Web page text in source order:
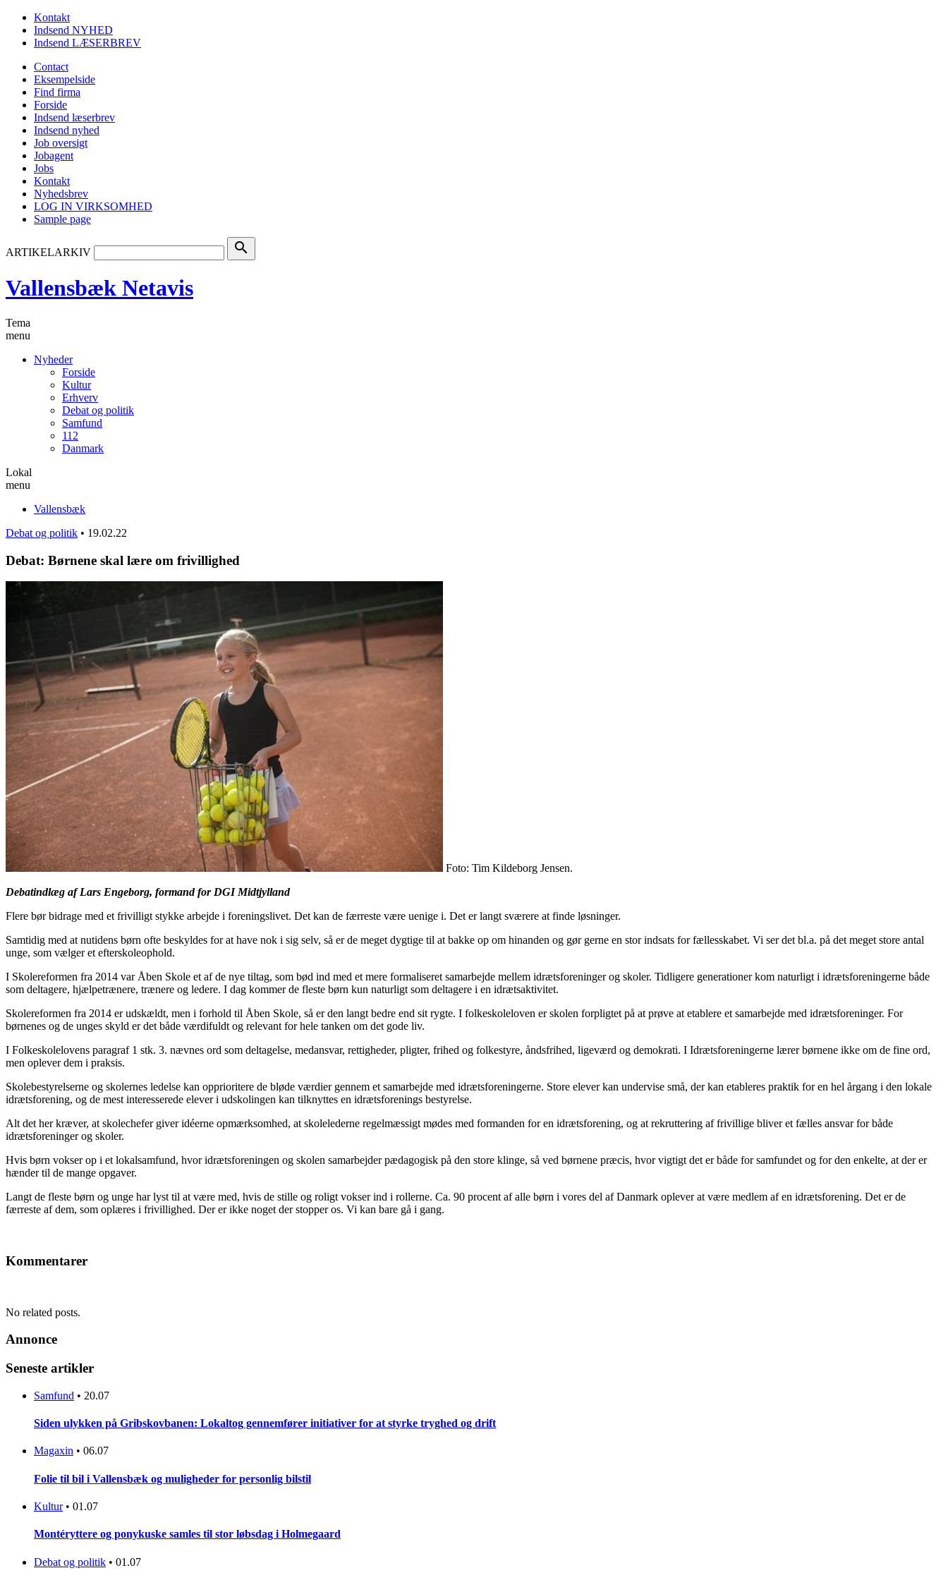
Kontakt
Indsend NYHED
Indsend LÆSERBREV
Contact
Eksempelside
Find firma
Forside
Indsend læserbrev
Indsend nyhed
Job oversigt
Jobagent
Jobs
Kontakt
Nyhedsbrev
LOG IN VIRKSOMHED
Sample page
ARTIKELARKIV search
Vallensbæk Netavis
Tema
menu
Nyheder
Forside
Kultur
Erhverv
Debat og politik
Samfund
112
Danmark
Lokal
menu
Vallensbæk
Debat og politik • 19.02.22
Debat: Børnene skal lære om frivillighed
Foto: Tim Kildeborg Jensen.
Debatindlæg af Lars Engeborg, formand for DGI Midtjylland
Flere bør bidrage med et frivilligt stykke arbejde i foreningslivet. Det kan de færreste være uenige i. Det er langt sværere at finde løsninger.
Samtidig med at nutidens børn ofte beskyldes for at have nok i sig selv, så er de meget dygtige til at bakke op om hinanden og gør gerne en stor indsats for fællesskabet. Vi ser det bl.a. på det meget store antal
unge, som vælger et efterskoleophold.
I Skolereformen fra 2014 var Åben Skole et af de nye tiltag, som bød ind med et mere formaliseret samarbejde mellem idrætsforeninger og skoler. Tidligere generationer kom naturligt i idrætsforeningerne både
som deltagere, hjælpetrænere, trænere og ledere. I dag kommer de fleste børn kun naturligt som deltagere i en idrætsaktivitet.
Skolereformen fra 2014 er udskældt, men i forhold til Åben Skole, så er den langt bedre end sit rygte. I folkeskoleloven er skolen forpligtet på at prøve at etablere et samarbejde med idrætsforeninger. For
børnenes og de unges skyld er det både værdifuldt og relevant for hele tanken om det gode liv.
I Folkeskolelovens paragraf 1 stk. 3. nævnes ord som deltagelse, medansvar, rettigheder, pligter, frihed og folkestyre, åndsfrihed, ligeværd og demokrati. I Idrætsforeningerne lærer børnene ikke om de fine ord,
men oplever dem i praksis.
Skolebestyrelserne og skolernes ledelse kan opprioritere de bløde værdier gennem et samarbejde med idrætsforeningerne. Store elever kan undervise små, der kan etableres praktik for en hel årgang i den lokale
idrætsforening, og de mest interesserede elever i udskolingen kan tilknyttes en idrætsforenings bestyrelse.
Alt det her kræver, at skolechefer giver idéerne opmærksomhed, at skolelederne regelmæssigt mødes med formanden for en idrætsforening, og at rekruttering af frivillige bliver et fælles ansvar for både
idrætsforeninger og skoler.
Hvis børn vokser op i et lokalsamfund, hvor idrætsforeningen og skolen samarbejder pædagogisk på den store klinge, så ved børnene præcis, hvor vigtigt det er både for samfundet og for den enkelte, at der er
hænder til de mange opgaver.
Langt de fleste børn og unge har lyst til at være med, hvis de stille og roligt vokser ind i rollerne. Ca. 90 procent af alle børn i vores del af Danmark oplever at være medlem af en idrætsforening. Det er de
færreste af dem, som oplæres i frivillighed. Der er ikke noget der stopper os. Vi kan bare gå i gang.
Kommentarer
No related posts.
Annonce
Seneste artikler
Samfund • 20.07
Siden ulykken på Gribskovbanen: Lokaltog gennemfører initiativer for at styrke tryghed og drift
Magaxin • 06.07
Folie til bil i Vallensbæk og muligheder for personlig bilstil
Kultur • 01.07
Montéryttere og ponykuske samles til stor løbsdag i Holmegaard
Debat og politik • 01.07